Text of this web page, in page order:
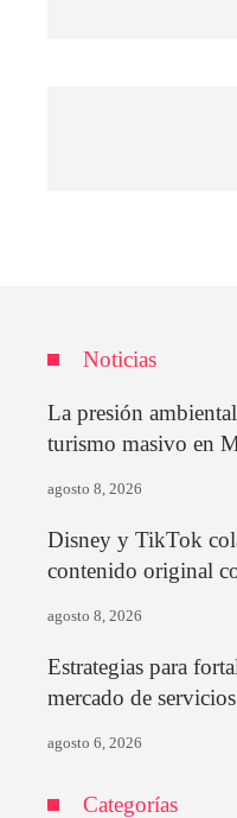
Noticias
La presión
turismo masivo en
agosto 8, 2026
Disney y TikTok
contenido original
agosto 8, 2026
Estrategias para
mercado de
agosto 6, 2026
Categorías